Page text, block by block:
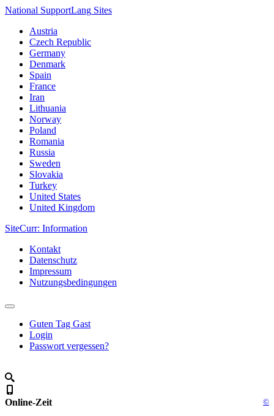
National SupportLang Sites
Austria
Czech Republic
Germany
Denmark
Spain
France
Iran
Lithuania
Norway
Poland
Romania
Russia
Sweden
Slovakia
Turkey
United States
United Kingdom
SiteCurr: Information
Kontakt
Datenschutz
Impressum
Nutzungsbedingungen
Guten Tag Gast
Login
Passwort vergessen?
Online-Zeit ©